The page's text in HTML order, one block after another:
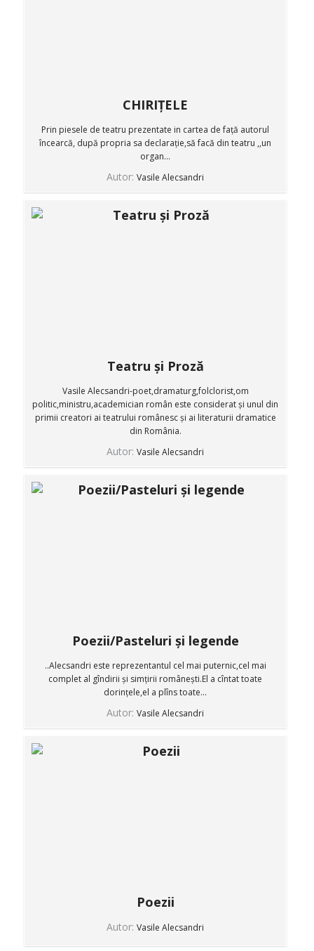
CHIRIȚELE
Prin piesele de teatru prezentate in cartea de față autorul
încearcă, după propria sa declarație,să facă din teatru ,,un
organ...
Autor: Vasile Alecsandri
Teatru și Proză
Vasile Alecsandri-poet,dramaturg,folclorist,om
politic,ministru,academician român este considerat și unul din
primii creatori ai teatrului românesc și ai literaturii dramatice
din România.
Autor: Vasile Alecsandri
Poezii/Pasteluri și legende
..Alecsandri este reprezentantul cel mai puternic,cel mai
complet al gîndirii și simțirii românești.El a cîntat toate
dorințele,el a plîns toate...
Autor: Vasile Alecsandri
Poezii
Autor: Vasile Alecsandri